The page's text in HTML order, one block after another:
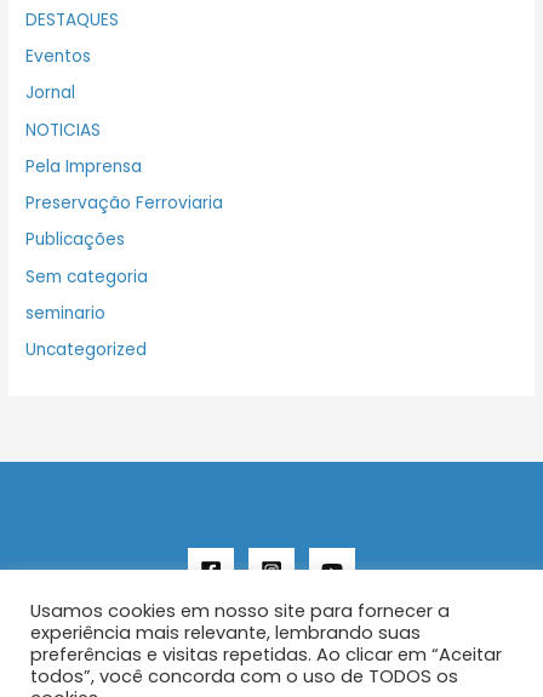
DESTAQUES
Eventos
Jornal
NOTICIAS
Pela Imprensa
Preservação Ferroviaria
Publicações
Sem categoria
seminario
Uncategorized
Copyright © 2026 AENFER
Usamos cookies em nosso site para fornecer a
experiência mais relevante, lembrando suas
preferências e visitas repetidas. Ao clicar em “Aceitar
todos”, você concorda com o uso de TODOS os